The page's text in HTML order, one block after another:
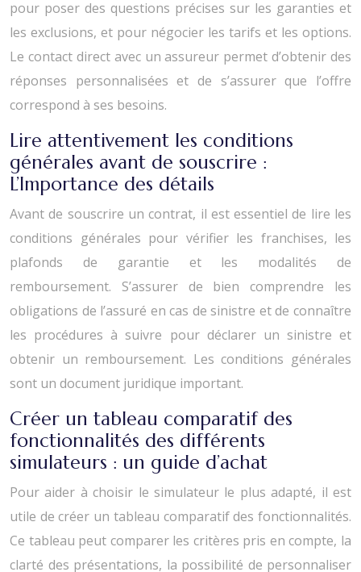
pour poser des questions précises sur les garanties et
les exclusions, et pour négocier les tarifs et les options.
Le contact direct avec un assureur permet d’obtenir des
réponses personnalisées et de s’assurer que l’offre
correspond à ses besoins.
Lire attentivement les conditions
générales avant de souscrire :
L’Importance des détails
Avant de souscrire un contrat, il est essentiel de lire les
conditions générales pour vérifier les franchises, les
plafonds de garantie et les modalités de
remboursement. S’assurer de bien comprendre les
obligations de l’assuré en cas de sinistre et de connaître
les procédures à suivre pour déclarer un sinistre et
obtenir un remboursement. Les conditions générales
sont un document juridique important.
Créer un tableau comparatif des
fonctionnalités des différents
simulateurs : un guide d’achat
Pour aider à choisir le simulateur le plus adapté, il est
utile de créer un tableau comparatif des fonctionnalités.
Ce tableau peut comparer les critères pris en compte, la
clarté des présentations, la possibilité de personnaliser